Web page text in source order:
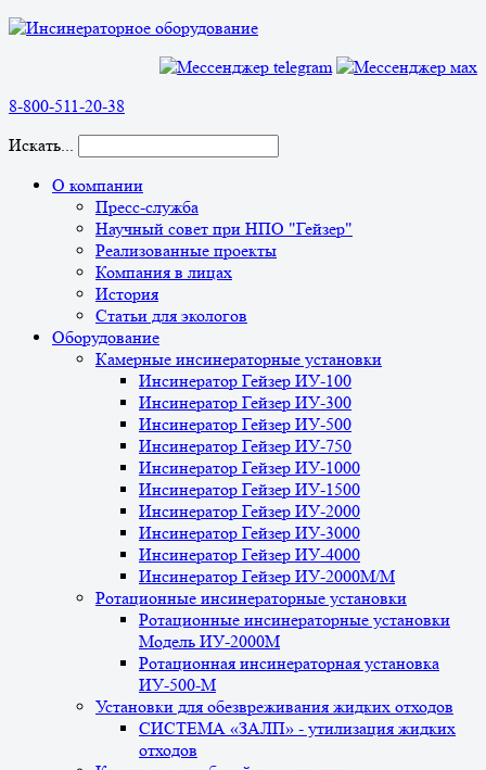
8-800-511-20-38
Искать...
О компании
Пресс-служба
Научный совет при НПО "Гейзер"
Реализованные проекты
Компания в лицах
История
Статьи для экологов
Оборудование
Камерные инсинераторные установки
Инсинератор Гейзер ИУ-100
Инсинератор Гейзер ИУ-300
Инсинератор Гейзер ИУ-500
Инсинератор Гейзер ИУ-750
Инсинератор Гейзер ИУ-1000
Инсинератор Гейзер ИУ-1500
Инсинератор Гейзер ИУ-2000
Инсинератор Гейзер ИУ-3000
Инсинератор Гейзер ИУ-4000
Инсинератор Гейзер ИУ-2000М/М
Ротационные инсинераторные установки
Ротационные инсинераторные установки
Модель ИУ-2000М
Ротационная инсинераторная установка
ИУ-500-М
Установки для обезвреживания жидких отходов
СИСТЕМА «ЗАЛП» - утилизация жидких
отходов